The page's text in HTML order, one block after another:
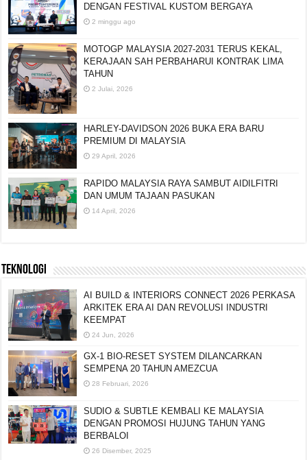
DENGAN FESTIVAL KUSTOM BERGAYA
2 minggu ago
MOTOGP MALAYSIA 2027-2031 TERUS KEKAL,
KERAJAAN SAH PERBAHARUI KONTRAK LIMA
TAHUN
2 Julai, 2026
HARLEY-DAVIDSON 2026 BUKA ERA BARU
PREMIUM DI MALAYSIA
29 April, 2026
RAPIDO MALAYSIA RAYA SAMBUT AIDILFITRI
DAN UMUM TAJAAN PASUKAN
14 April, 2026
TEKNOLOGI
AI BUILD & INTERIORS CONNECT 2026 PERKASA
ARKITEK ERA AI DAN REVOLUSI INDUSTRI
KEEMPAT
24 Jun, 2026
GX-1 BIO-RESET SYSTEM DILANCARKAN
SEMPENA 20 TAHUN AMEZCUA
28 Februari, 2026
SUDIO & SUBTLE KEMBALI KE MALAYSIA
DENGAN PROMOSI HUJUNG TAHUN YANG
BERBALOI
26 Disember, 2025